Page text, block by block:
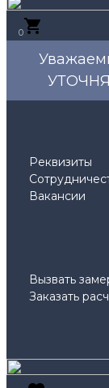
0
Реквизиты
Вакансии
Вызвать
Заказать